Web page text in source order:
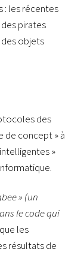
: les récentes
pirates
objets
des
de concept » à
»
» (un
le code qui
les
résultats de